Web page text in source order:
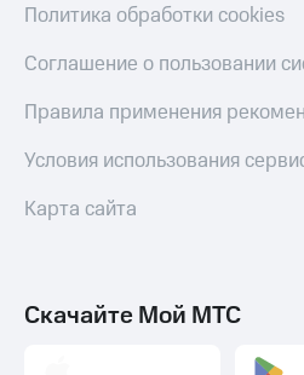
дом
Планшеты
Акции
скидки
Все
товары
Политика обработки cookies
Соглашение о пользовании
Правила применения
Условия использования
Карта сайта
Скачайте Мой МТС